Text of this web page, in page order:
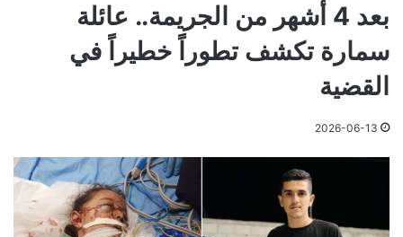
بعد 4 أشهر من الجريمة.. عائلة
سمارة تكشف تطوراً خطيراً في
القضية
2026-06-13